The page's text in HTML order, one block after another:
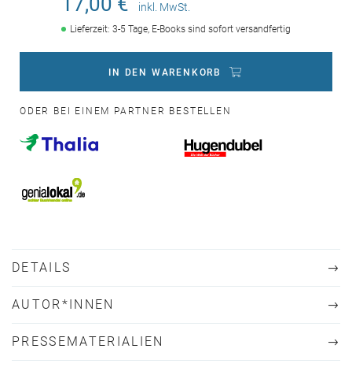
inkl. MwSt.
Lieferzeit: 3-5 Tage, E-Books sind sofort versandfertig
IN DEN WARENKORB
ODER BEI EINEM PARTNER BESTELLEN
DETAILS
AUTOR*INNEN
PRESSEMATERIALIEN